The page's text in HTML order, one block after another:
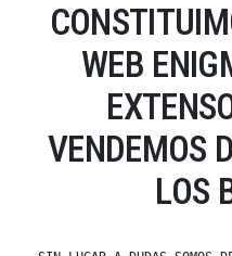
WEB
VENDEMOS
LOS